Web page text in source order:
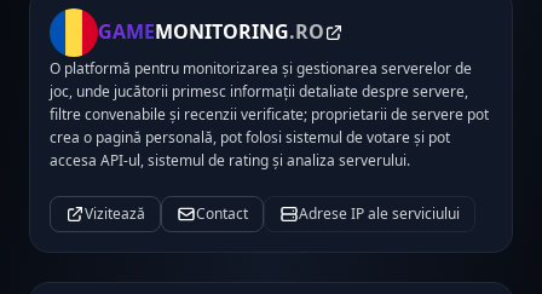
GAMEMONITORING.RO
O platformă pentru monitorizarea și gestionarea serverelor de
joc, unde jucătorii primesc informații detaliate despre servere,
filtre convenabile și recenzii verificate; proprietarii de servere pot
crea o pagină personală, pot folosi sistemul de votare și pot
accesa API-ul, sistemul de rating și analiza serverului.
Vizitează Contact Adrese IP ale serviciului